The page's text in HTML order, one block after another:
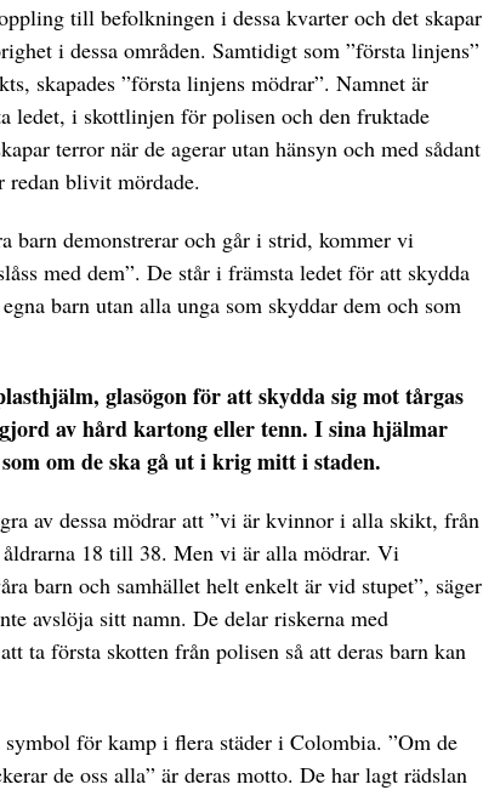
till befolkningen i dessa kvarter och det skapar
i dessa områden. Samtidigt som ”första linjens”
skapades ”första linjens mödrar”. Namnet är
ledet, i skottlinjen för polisen och den fruktade
terror när de agerar utan hänsyn och med sådant
redan blivit mördade.
barn demonstrerar och går i strid, kommer vi
med dem”. De står i främsta ledet för att skydda
barn utan alla unga som skyddar dem och som
glasögon för att skydda sig mot tårgas
av hård kartong eller tenn. I sina hjälmar
om de ska gå ut i krig mitt i staden.
av dessa mödrar att ”vi är kvinnor i alla skikt, från
18 till 38. Men vi är alla mödrar. Vi
barn och samhället helt enkelt är vid stupet”, säger
avslöja sitt namn. De delar riskerna med
ta första skotten från polisen så att deras barn kan
för kamp i flera städer i Colombia. ”Om de
de oss alla” är deras motto. De har lagt rädslan